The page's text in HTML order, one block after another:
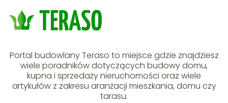
Portal budowlany Teraso to miejsce gdzie znajdziesz
wiele poradników dotyczących budowy domu,
kupna i sprzedaży nieruchomości oraz wiele
artykułów z zakresu aranżacji mieszkania, domu czy
tarasu.